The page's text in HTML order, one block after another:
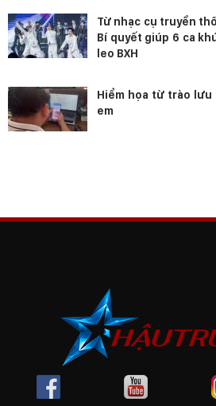
Từ nhạc cụ truyền
Bí quyết giúp 6 ca
leo BXH
Hiểm họa từ trào
em